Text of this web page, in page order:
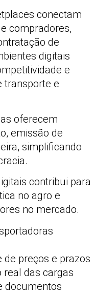
conectam
compradores,
de
digitais
e
transporte e
oferecem
emissão de
simplificando
contribui para
no agro e
no mercado.
de preços e prazos
das cargas
documentos